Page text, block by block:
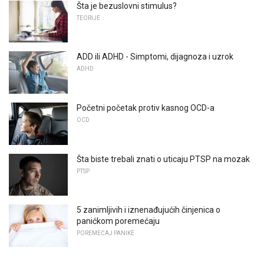
Šta je bezuslovni stimulus?
TEORIJE
ADD ili ADHD - Simptomi, dijagnoza i uzrok
ADHD
Početni početak protiv kasnog OCD-a
OCD
Šta biste trebali znati o uticaju PTSP na mozak
PTSP
5 zanimljivih i iznenađujućih činjenica o
panićkom poremećaju
POREMEĆAJ PANIKE